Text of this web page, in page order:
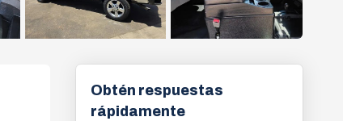
Obtén respuestas
rápidamente